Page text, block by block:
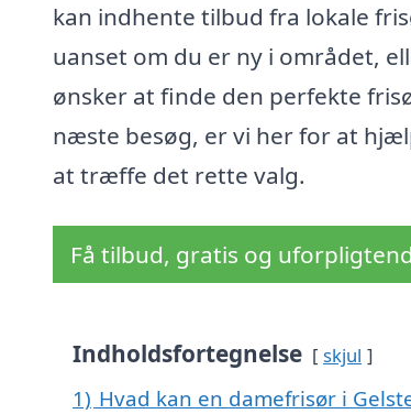
kan indhente tilbud fra lokale
uanset om du er ny i området,
ønsker at finde den perfekte
næste besøg, er vi her for at
at træffe det rette valg.
Få tilbud, gratis og
Indholdsfortegnelse skjul
1) Hvad kan en damefrisør i